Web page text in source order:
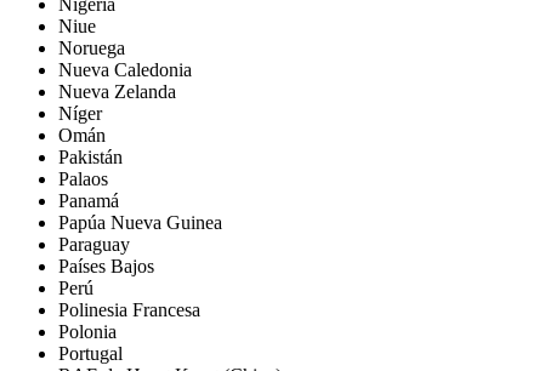
Niue
Noruega
Nueva Caledonia
Nueva Zelanda
Níger
Omán
Pakistán
Palaos
Panamá
Papúa Nueva Guinea
Paraguay
Países Bajos
Perú
Polinesia Francesa
Polonia
Portugal